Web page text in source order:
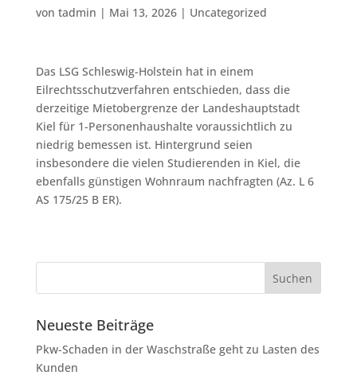
von tadmin | Mai 13, 2026| Uncategorized
Das LSG Schleswig-Holstein hat in einem
Eilrechtsschutzverfahren entschieden, dass die
derzeitige Mietobergrenze der Landeshauptstadt
Kiel für 1-Personenhaushalte voraussichtlich zu
niedrig bemessen ist. Hintergrund seien
insbesondere die vielen Studierenden in Kiel, die
ebenfalls günstigen Wohnraum nachfragten (Az. L 6
AS 175/25 B ER).
Neueste Beiträge
Pkw-Schaden in der Waschstraße geht zu Lasten des
Kunden